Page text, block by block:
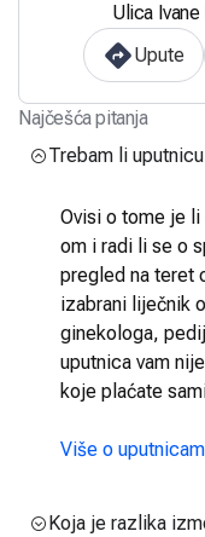
Ulica
Upute
Najčešća pitanja
Trebam li
Ovisi o tome je li
om i radi li se o
pregled na teret
izabrani liječnik
ginekologa,
uputnica vam
koje plaćate
Više o
Koja je razlika